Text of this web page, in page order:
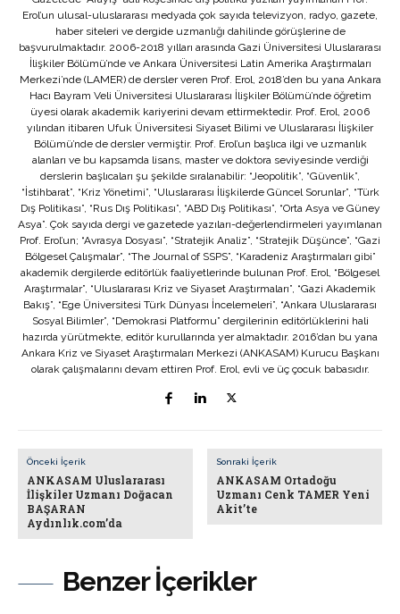
Benzer İçerikler
Erol’un ulusal-uluslararası medyada çok sayıda televizyon, radyo, gazete,
haber siteleri ve dergide uzmanlığı dahilinde görüşlerine de
başvurulmaktadır. 2006-2018 yılları arasında Gazi Üniversitesi Uluslararası
İlişkiler Bölümü’nde ve Ankara Üniversitesi Latin Amerika Araştırmaları
Merkezi’nde (LAMER) de dersler veren Prof. Erol, 2018’den bu yana Ankara
Hacı Bayram Veli Üniversitesi Uluslararası İlişkiler Bölümü’nde öğretim
üyesi olarak akademik kariyerini devam ettirmektedir. Prof. Erol, 2006
yılından itibaren Ufuk Üniversitesi Siyaset Bilimi ve Uluslararası İlişkiler
Bölümü’nde de dersler vermiştir. Prof. Erol’un başlıca ilgi ve uzmanlık
alanları ve bu kapsamda lisans, master ve doktora seviyesinde verdiği
derslerin başlıcaları şu şekilde sıralanabilir: “Jeopolitik”, “Güvenlik”,
“İstihbarat”, “Kriz Yönetimi”, “Uluslararası İlişkilerde Güncel Sorunlar”, “Türk
Dış Politikası”, “Rus Dış Politikası”, “ABD Dış Politikası”, “Orta Asya ve Güney
Asya”. Çok sayıda dergi ve gazetede yazıları-değerlendirmeleri yayımlanan
Prof. Erol’un; “Avrasya Dosyası”, “Stratejik Analiz”, “Stratejik Düşünce”, “Gazi
Bölgesel Çalışmalar”, “The Journal of SSPS”, “Karadeniz Araştırmaları gibi”
akademik dergilerde editörlük faaliyetlerinde bulunan Prof. Erol, “Bölgesel
Araştırmalar”, “Uluslararası Kriz ve Siyaset Araştırmaları”, “Gazi Akademik
Bakış”, “Ege Üniversitesi Türk Dünyası İncelemeleri”, “Ankara Uluslararası
Sosyal Bilimler”, “Demokrasi Platformu” dergilerinin editörlüklerini hali
hazırda yürütmekte, editör kurullarında yer almaktadır. 2016’dan bu yana
Ankara Kriz ve Siyaset Araştırmaları Merkezi (ANKASAM) Kurucu Başkanı
olarak çalışmalarını devam ettiren Prof. Erol, evli ve üç çocuk babasıdır.
Önceki İçerik
ANKASAM Uluslararası
İlişkiler Uzmanı Doğacan
BAŞARAN
Aydınlık.com’da
Sonraki İçerik
ANKASAM Ortadoğu
Uzmanı Cenk TAMER Yeni
Akit’te